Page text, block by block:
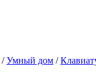
/ Умный дом /